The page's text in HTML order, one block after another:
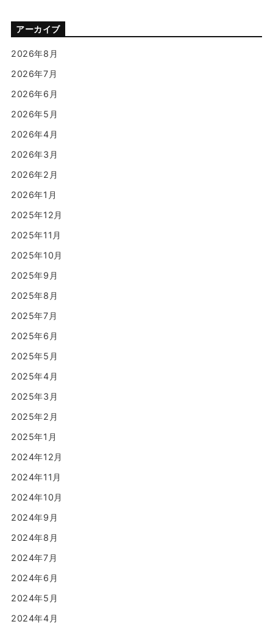
アーカイブ
2026年8月
2026年7月
2026年6月
2026年5月
2026年4月
2026年3月
2026年2月
2026年1月
2025年12月
2025年11月
2025年10月
2025年9月
2025年8月
2025年7月
2025年6月
2025年5月
2025年4月
2025年3月
2025年2月
2025年1月
2024年12月
2024年11月
2024年10月
2024年9月
2024年8月
2024年7月
2024年6月
2024年5月
2024年4月